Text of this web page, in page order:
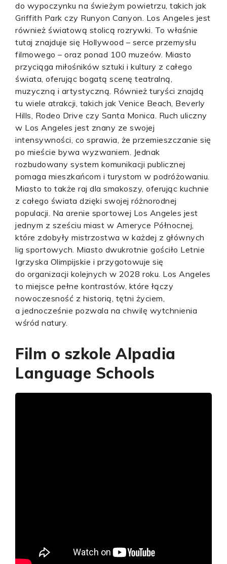
do wypoczynku na świeżym powietrzu, takich jak
Griffith Park czy Runyon Canyon. Los Angeles jest
również światową stolicą rozrywki. To właśnie
tutaj znajduje się Hollywood – serce przemysłu
filmowego – oraz ponad 100 muzeów. Miasto
przyciąga miłośników sztuki i kultury z całego
świata, oferując bogatą scenę teatralną,
muzyczną i artystyczną. Również turyści znajdą
tu wiele atrakcji, takich jak Venice Beach, Beverly
Hills, Rodeo Drive czy Santa Monica. Ruch uliczny
w Los Angeles jest znany ze swojej
intensywności, co sprawia, że przemieszczanie się
po mieście bywa wyzwaniem. Jednak
rozbudowany system komunikacji publicznej
pomaga mieszkańcom i turystom w podróżowaniu.
Miasto to także raj dla smakoszy, oferując kuchnie
z całego świata dzięki swojej różnorodnej
populacji. Na arenie sportowej Los Angeles jest
jednym z sześciu miast w Ameryce Północnej,
które zdobyły mistrzostwa w każdej z głównych
lig sportowych. Miasto dwukrotnie gościło Letnie
Igrzyska Olimpijskie i przygotowuje się
do organizacji kolejnych w 2028 roku. Los Angeles
to miejsce pełne kontrastów, które łączy
nowoczesność z historią, tętni życiem,
a jednocześnie pozwala na chwilę wytchnienia
wśród natury.
Film o szkole Alpadia
Language Schools